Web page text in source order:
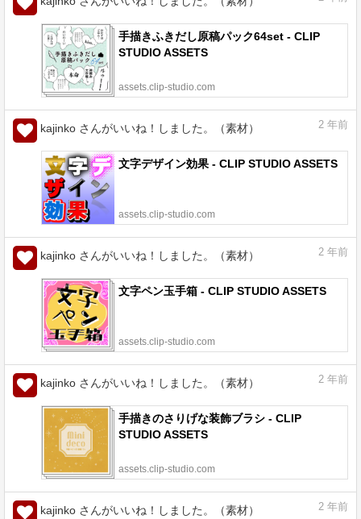
手描きふきだし原稿パック64set - CLIP
STUDIO ASSETS
assets.clip-studio.com
kajinko さんがいいね！しました。（素材） 2 年前
文字デザイン効果 - CLIP STUDIO ASSETS
assets.clip-studio.com
kajinko さんがいいね！しました。（素材） 2 年前
文字ペン玉手箱 - CLIP STUDIO ASSETS
assets.clip-studio.com
kajinko さんがいいね！しました。（素材） 2 年前
手描きのさりげな装飾ブラシ - CLIP
STUDIO ASSETS
assets.clip-studio.com
kajinko さんがいいね！しました。（素材） 2 年前